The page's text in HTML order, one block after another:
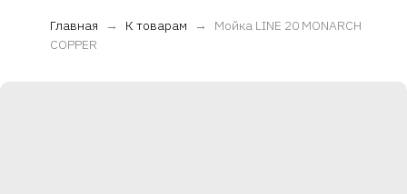
Главная К товарам
Мойка LINE 20 MONARCH
COPPER